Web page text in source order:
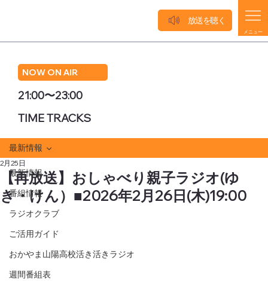
NOW ON AIR
21:00〜23:00
TIME TRACKS
メニュー
放送を聴く
最新情報
番組情報
ラジオクラブ
ご活用ガイド
おかやま山陽高校活き活きラジオ
週間番組表
最新情報
【再放送】おしゃべり親子ラジオ(ゆ
き・けん）■2026年2月26日(木)19:00
2月25日